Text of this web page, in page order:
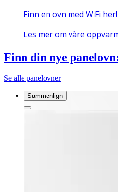
Finn en ovn med WiFi her!
Les mer om våre
Finn din nye panelovn:
Se alle panelovner
Sammenlign